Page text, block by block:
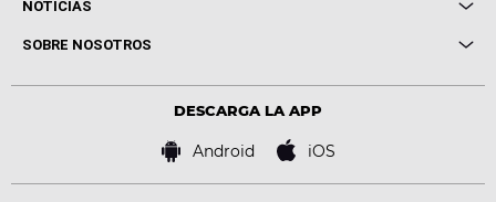
Conciertos
Locutores Europa FM
NOTICIAS
Cine y Televisión
Virales
SOBRE NOSOTROS
Bases de concursos
DESCARGA LA APP
Android iOS